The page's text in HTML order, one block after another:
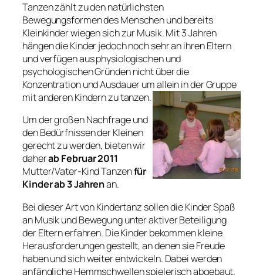
Tanzen zählt zu den natürlichsten
Bewegungsformen des Menschen und bereits
Kleinkinder wiegen sich zur Musik. Mit 3 Jahren
hängen die Kinder jedoch noch sehr an ihren Eltern
und verfügen aus physiologischen und
psychologischen Gründen nicht über die
Konzentration und Ausdauer um allein in der Gruppe
mit anderen Kindern zu tanzen.
Um der großen Nachfrage und
den Bedürfnissen der Kleinen
gerecht zu werden, bieten wir
daherab Februar 2011
Mutter/Vater-Kind Tanzenfür
Kinder ab 3 Jahrenan.
Bei dieser Art von Kindertanz sollen die Kinder Spaß
an Musik und Bewegung unter aktiver Beteiligung
der Eltern erfahren. Die Kinder bekommen kleine
Herausforderungen gestellt, an denen sie Freude
haben und sich weiter entwickeln. Dabei werden
anfängliche Hemmschwellen spielerisch abgebaut.